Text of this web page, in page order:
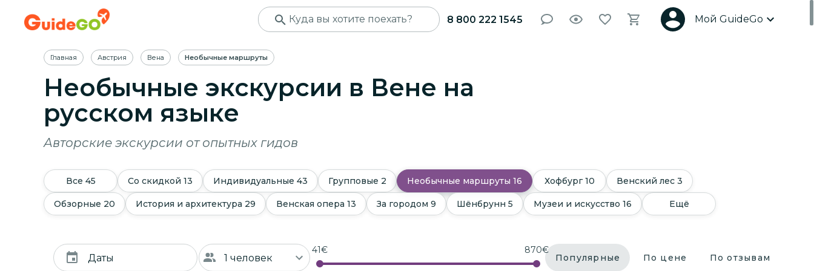
8 800 222 1545 Мой GuideGo
Главная Австрия Вена Необычные маршруты
Необычные экскурсии в Вене на
русском языке
Авторские экскурсии от опытных гидов
Все 45 Со скидкой 13 Индивидуальные 43 Групповые 2 Необычные маршруты 16 Хофбург 10 Венский лес 3
Обзорные 20 История и архитектура 29 Венская опера 13 За городом 9 Шёнбрунн 5 Музеи и искусство 16 Ещё
Даты
41€ 870€
Популярные По цене По отзывам